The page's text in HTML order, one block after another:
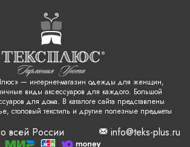
— интернет-магазин одежды для женщин,
виды аксессуаров для каждого. Большой
для дома. В каталоге сайта представлены
столовый текстиль и другие полезные предметы
всей России info@teks-plus.ru